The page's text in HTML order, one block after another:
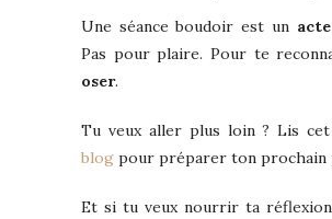
Une séance boudoir est un
Pas pour plaire. Pour te
oser.
Tu veux aller plus loin ? Lis
blog pour préparer ton prochain
Et si tu veux nourrir ta